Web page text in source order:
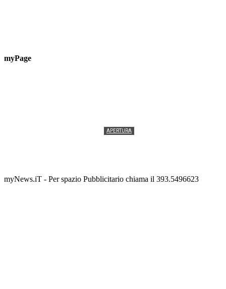
myPage
APERTURA
myNews.iT - Per spazio Pubblicitario chiama il 393.5496623